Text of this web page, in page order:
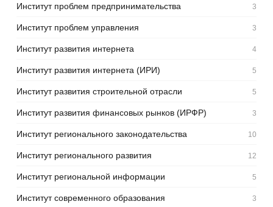
Институт проблем предпринимательства 3
Институт проблем управления 3
Институт развития интернета 4
Институт развития интернета (ИРИ) 5
Институт развития строительной отрасли 5
Институт развития финансовых рынков (ИРФР) 3
Институт регионального законодательства 10
Институт регионального развития 12
Институт региональной информации 5
Институт современного образования 3